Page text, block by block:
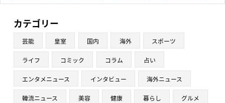
カテゴリー
芸能 皇室 国内 海外 スポーツ
ライフ コミック コラム 占い
エンタメニュース インタビュー 海外ニュース
韓流ニュース 美容 健康 暮らし グルメ